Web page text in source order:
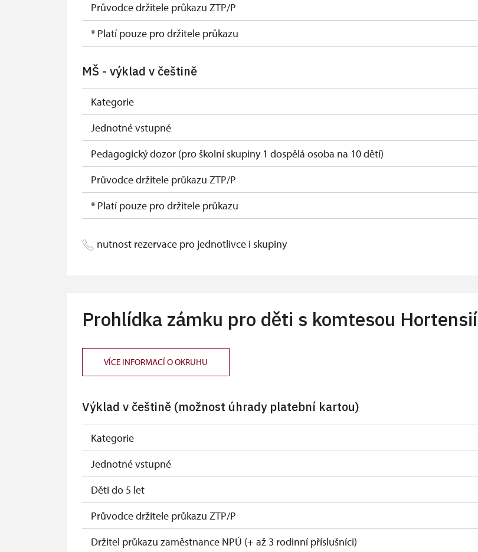
Průvodce držitele průkazu ZTP/P
* Platí pouze pro držitele průkazu
MŠ - výklad v češtině
Kategorie
Jednotné vstupné
Pedagogický dozor (pro školní skupiny 1 dospělá osoba na 10 dětí)
Průvodce držitele průkazu ZTP/P
* Platí pouze pro držitele průkazu
nutnost rezervace pro jednotlivce i skupiny
Prohlídka zámku pro děti s komtesou Hortensií
VÍCE INFORMACÍ O OKRUHU
Výklad v češtině (možnost úhrady platební kartou)
Kategorie
Jednotné vstupné
Děti do 5 let
Průvodce držitele průkazu ZTP/P
Držitel průkazu zaměstnance NPÚ (+ až 3 rodinní příslušníci)